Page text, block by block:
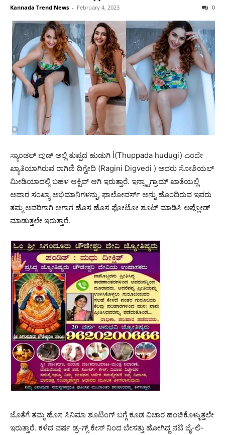
Kannada Trend News - February 4, 2023 0
ಸ್ಯಾಂಡಲ್ ವುಡ್ ಅಲ್ಲಿ ತುಪ್ಪದ ಹುಡುಗಿ ĺ(Thuppada hudugi) ಎಂದೇ
ಖ್ಯಾತಿಯಾಗಿರುವ ರಾಗಿಣಿ ದಿಗ್ವೇದಿ (Ragini Digvedi ) ಅವರು ಸೋಶಿಯಲ್
ಮೀಡಿಯಾದಲ್ಲಿ ಬಹಳ ಆಕ್ಟಿವ್ ಆಗಿ ಇರುತ್ತಾರೆ. ಇನ್ಸ್ಟಾಗ್ರಾಮ್ ಖಾತೆಯಲ್ಲಿ
ಅಪಾರ ಸಂಖ್ಯಾ ಅಭಿಮಾನಿಗಳನ್ನು, ಫಾಲೋವರ್ಸ್ ಅನ್ನು ಹೊಂದಿರುವ ಇವರು
ತಮ್ಮ ಅವರಿಗಾಗಿ ಆಗಾಗ ಹೊಸ ಹೊಸ ಫೋಟೋ ಶೂಟ್ ಮಾಡಿಸಿ ಅಪ್ಲೋಡ್
ಮಾಡುತ್ತಲೇ ಇರುತ್ತಾರೆ.
ಜೊತೆಗೆ ತಮ್ಮ ಹೊಸ ಸಿನಿಮಾ ಶೂಟಿಂಗ್ ಬಗ್ಗೆ ಕೂಡ ವಿಚಾರ ಹಂಚಿಕೊಳ್ಳುತ್ತಲೇ
ಇರುತ್ತಾರೆ. ಕಳೆದ ವರ್ಷ ಡ್ರ-ಗ್ಸ್ ಕೇಸ್ ನಿಂದ ಬೇಸತ್ತು ಹೋಗಿದ್ದ ನಟಿ ಜೈ-ಲಿ-